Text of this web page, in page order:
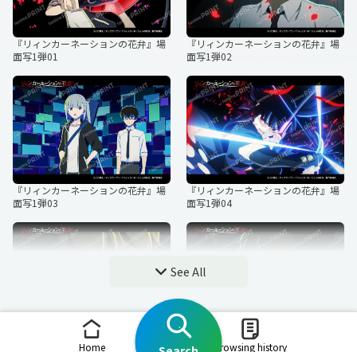
Home Browsing history
『リィンカーネーションの花弁』場
面写1弾01
『リィンカーネーションの花弁』場
面写1弾02
『リィンカーネーションの花弁』場
面写1弾03
『リィンカーネーションの花弁』場
面写1弾04
『リィンカーネーションの花弁』場
『リィンカーネーションの花弁』場
面写1弾06
See All